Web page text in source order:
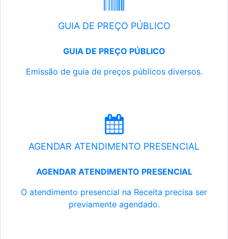
GUIA DE PREÇO PÚBLICO
GUIA DE PREÇO PÚBLICO
Emissão de guia de preços públicos diversos.
AGENDAR ATENDIMENTO PRESENCIAL
AGENDAR ATENDIMENTO PRESENCIAL
O atendimento presencial na Receita precisa ser
previamente agendado.